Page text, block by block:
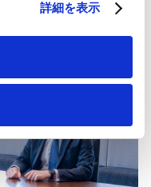
詳細を表示